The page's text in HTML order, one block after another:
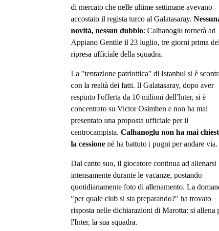
di mercato che nelle ultime settimane avevano
accostato il regista turco al Galatasaray.
novità, nessun dubbio: Calhanoglu tornerà ad
Appiano Gentile il 23 luglio, tre giorni prima
ripresa ufficiale della squadra.
La "tentazione patriottica" di Istanbul si è
con la realtà dei fatti. Il Galatasaray, dopo aver
respinto l'offerta da 10 milioni dell'Inter, si è
concentrato su Victor Osimhen e non ha mai
presentato una proposta ufficiale per il
centrocampista. Calhanoglu non ha mai
la cessione né ha battuto i pugni per andare via.
Dal canto suo, il giocatore continua ad allenarsi
intensamente durante le vacanze, postando
quotidianamente foto di allenamento. La
"per quale club si sta preparando?" ha trovato
risposta nelle dichiarazioni di Marotta: si allena
l'Inter, la sua squadra.